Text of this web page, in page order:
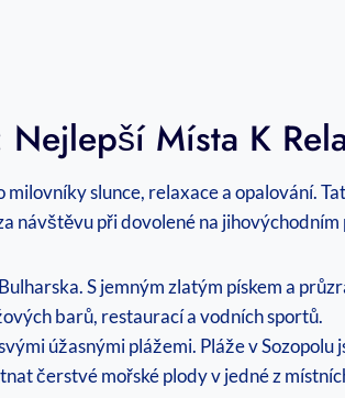
Místa K
slunce, relaxace a opalování.
návštěvu při dovolené na
S jemným zlatým pískem a
barů, restaurací a vodních sportů.
úžasnými plážemi. Pláže v Sozopolu
čerstvé mořské plody v jedné z